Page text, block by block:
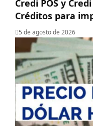
Credi POS y
Créditos para
5 de agosto de 2026